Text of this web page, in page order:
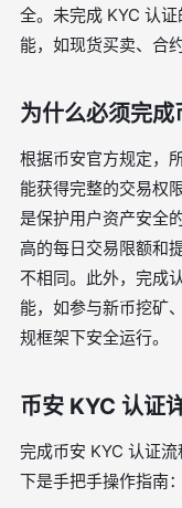
全。未完成 KYC 认
能，如现货买卖、合
为什么必须完成
根据币安官方规定，
能获得完整的交易权
是保护用户资产安全
高的每日交易限额和
不相同。此外，完成
能，如参与新币挖矿
规框架下安全运行。
币安 KYC 认证
完成币安 KYC 认证
下是手把手操作指南：